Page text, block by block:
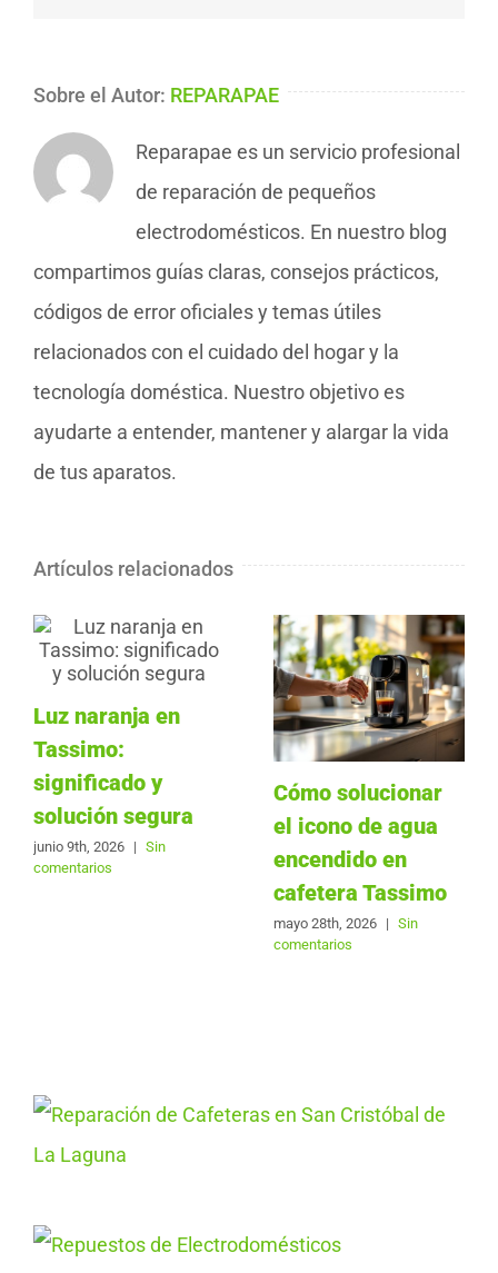
Sobre el Autor: REPARAPAE
Reparapae es un servicio profesional
de reparación de pequeños
electrodomésticos. En nuestro blog
compartimos guías claras, consejos prácticos,
códigos de error oficiales y temas útiles
relacionados con el cuidado del hogar y la
tecnología doméstica. Nuestro objetivo es
ayudarte a entender, mantener y alargar la vida
de tus aparatos.
Artículos relacionados
Luz naranja en
Tassimo:
significado y
solución segura
junio 9th, 2026 | Sin
comentarios
Cómo solucionar
el icono de agua
encendido en
cafetera Tassimo
mayo 28th, 2026 | Sin
comentarios